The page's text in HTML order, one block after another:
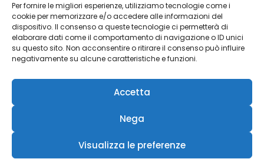
Per fornire le migliori esperienze, utilizziamo tecnologie come i
cookie per memorizzare e/o accedere alle informazioni del
dispositivo. Il consenso a queste tecnologie ci permetterà di
elaborare dati come il comportamento di navigazione o ID unici
su questo sito. Non acconsentire o ritirare il consenso può influire
negativamente su alcune caratteristiche e funzioni.
Accetta
Nega
Visualizza le preferenze
Consiglio Direttivo Nazionale
Pietro Vassallo– Presidente
Stella Doris Randazzo– Vice
– Segretario
Generale